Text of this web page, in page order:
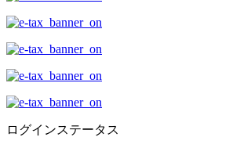
ログインステータス